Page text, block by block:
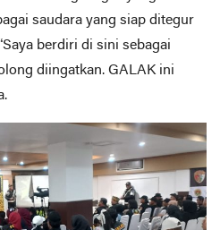
saudara yang siap ditegur
berdiri di sini sebagai
diingatkan. GALAK ini